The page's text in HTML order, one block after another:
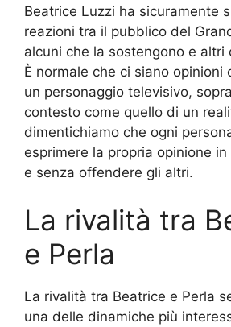
Beatrice Luzzi ha sicuramente
reazioni tra il pubblico del
alcuni che la sostengono e altri
È normale che ci siano opinioni
un personaggio televisivo,
contesto come quello di un
dimentichiamo che ogni
esprimere la propria opinione
e senza offendere gli altri.
La rivalità tra
e Perla
La rivalità tra Beatrice e Perla
una delle dinamiche più